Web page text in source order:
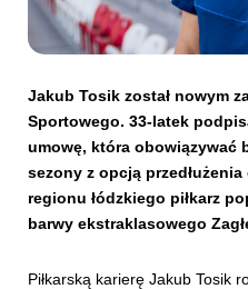
Jakub Tosik został nowym
Sportowego. 33-latek
umowę, która obowiązywać
sezony z opcją
regionu łódzkiego piłkarz
barwy ekstraklasowego
Piłkarską karierę Jakub Tosik